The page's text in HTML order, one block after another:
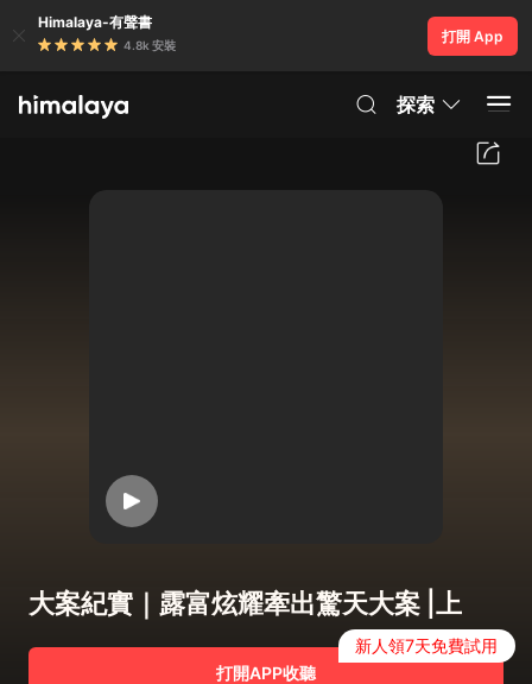
Himalaya-有聲書
4.8k 安裝
打開 App
探索
大案紀實｜露富炫耀牽出驚天大案 |上
打開APP收聽
新人領7天免費試用